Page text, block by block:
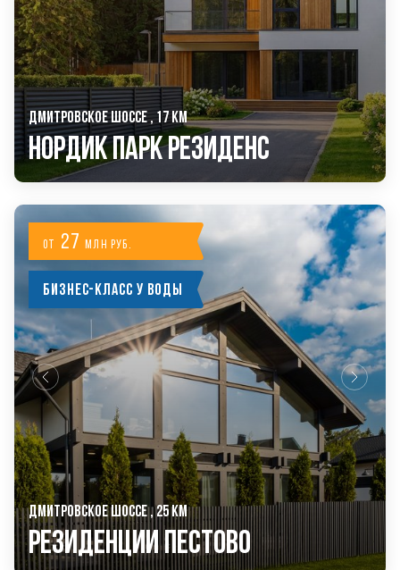
ДМИТРОВСКОЕ ШОССЕ , 17 КМ
Нордик Парк Резиденс
от 27млн руб.
Бизнес-класс у воды
ДМИТРОВСКОЕ ШОССЕ , 25 КМ
РЕЗИДЕНЦИИ ПЕСТОВО